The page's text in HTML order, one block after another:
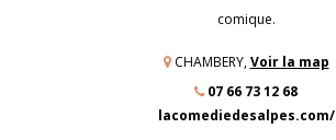
comique.
CHAMBERY,Voir la map
07 66 73 12 68
lacomediedesalpes.com/